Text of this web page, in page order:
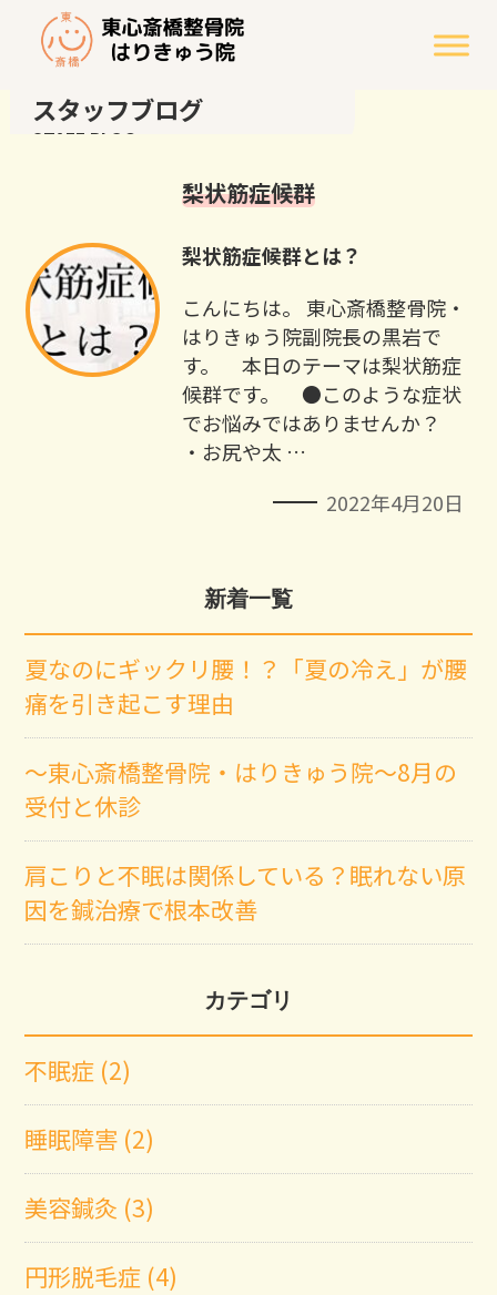
スタッフブログ
STAFF BLOG
梨状筋症候群
梨状筋症候群とは？
こんにちは。 東心斎橋整骨院・
はりきゅう院副院長の黒岩で
す。 本日のテーマは梨状筋症
候群です。 ●このような症状
でお悩みではありませんか？
・お尻や太 …
2022年4月20日
新着一覧
夏なのにギックリ腰！？「夏の冷え」が腰
痛を引き起こす理由
～東心斎橋整骨院・はりきゅう院～8月の
受付と休診
肩こりと不眠は関係している？眠れない原
因を鍼治療で根本改善
カテゴリ
不眠症 (2)
睡眠障害 (2)
美容鍼灸 (3)
円形脱毛症 (4)